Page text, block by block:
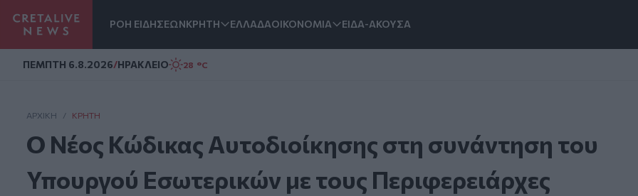
ΡΟΗ ΕΙΔΗΣΕΩΝΚΡΗΤΗ ΕΛΛΑΔΑΟΙΚΟΝΟΜΙΑ ΕΙΔΑ-ΑΚΟΥΣΑ
ΠΕΜΠΤΗ 6.8.2026/ΗΡΑΚΛΕΙΟ 28 °C
ΑΡΧΙΚΗ / ΚΡΉΤΗ
Ο Νέος Κώδικας Αυτοδιοίκησης στη συνάντηση του
Υπουργού Εσωτερικών με τους Περιφερειάρχες